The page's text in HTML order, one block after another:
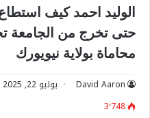
الوليد احمد كيف
حتى تخرج من
محاماة بولاية نيويورك
David Aaron يوليو 22, 2025
3٬748